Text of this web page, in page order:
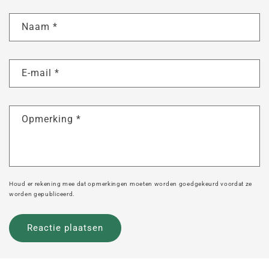
Naam *
E-mail *
Opmerking *
Houd er rekening mee dat opmerkingen moeten worden goedgekeurd voordat ze
worden gepubliceerd.